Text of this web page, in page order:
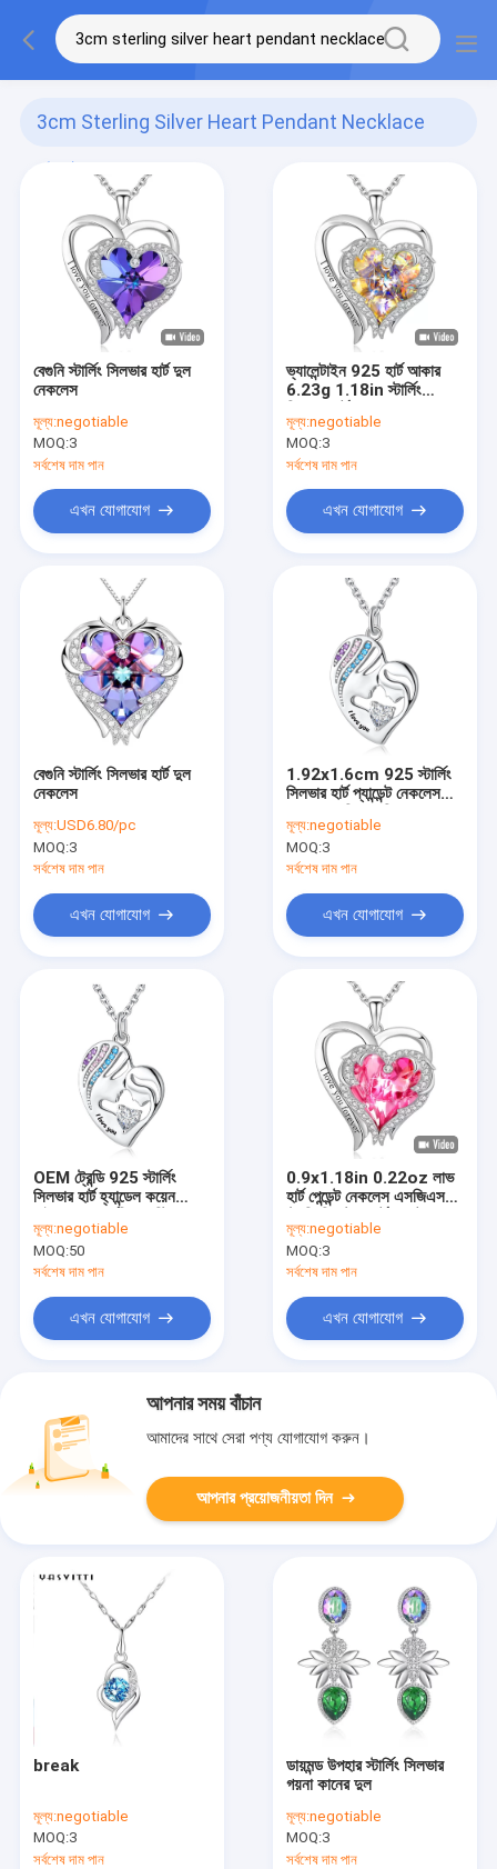
3cm Sterling Silver Heart Pendant Necklace
বেগুনি স্টার্লিং সিলভার হার্ট দুল
নেকলেস
মূল্য:negotiable
MOQ:3
সর্বশেষ দাম পান
এখন যোগাযোগ
ভ্যালেন্টাইন 925 হার্ট আকার
6.23g 1.18in স্টার্লিং
এসজিএস
মূল্য:negotiable
MOQ:3
সর্বশেষ দাম পান
এখন যোগাযোগ
বেগুনি স্টার্লিং সিলভার হার্ট দুল
নেকলেস
মূল্য:USD6.80/pc
MOQ:3
সর্বশেষ দাম পান
এখন যোগাযোগ
1.92x1.6cm 925 স্টার্লিং
সিলভার হার্ট প্যান্ডেন্ট নেকলেস
মূল্য:negotiable
MOQ:3
সর্বশেষ দাম পান
এখন যোগাযোগ
OEM ট্রেন্ডি 925 স্টার্লিং
সিলভার হার্ট হ্যান্ডেল কয়েন
ক্রিস্টাল সহ
মূল্য:negotiable
MOQ:50
সর্বশেষ দাম পান
এখন যোগাযোগ
0.9x1.18in 0.22oz লাভ
হার্ট পেন্ডেন্ট নেকলেস এসজিএস
মূল্য:negotiable
MOQ:3
সর্বশেষ দাম পান
এখন যোগাযোগ
আপনার সময় বাঁচান
আমাদের সাথে সেরা পণ্য যোগাযোগ করুন।
আপনার প্রয়োজনীয়তা দিন
break
মূল্য:negotiable
MOQ:3
সর্বশেষ দাম পান
ডায়মন্ড উপহার স্টার্লিং সিলভার
গয়না কানের দুল
মূল্য:negotiable
MOQ:3
সর্বশেষ দাম পান